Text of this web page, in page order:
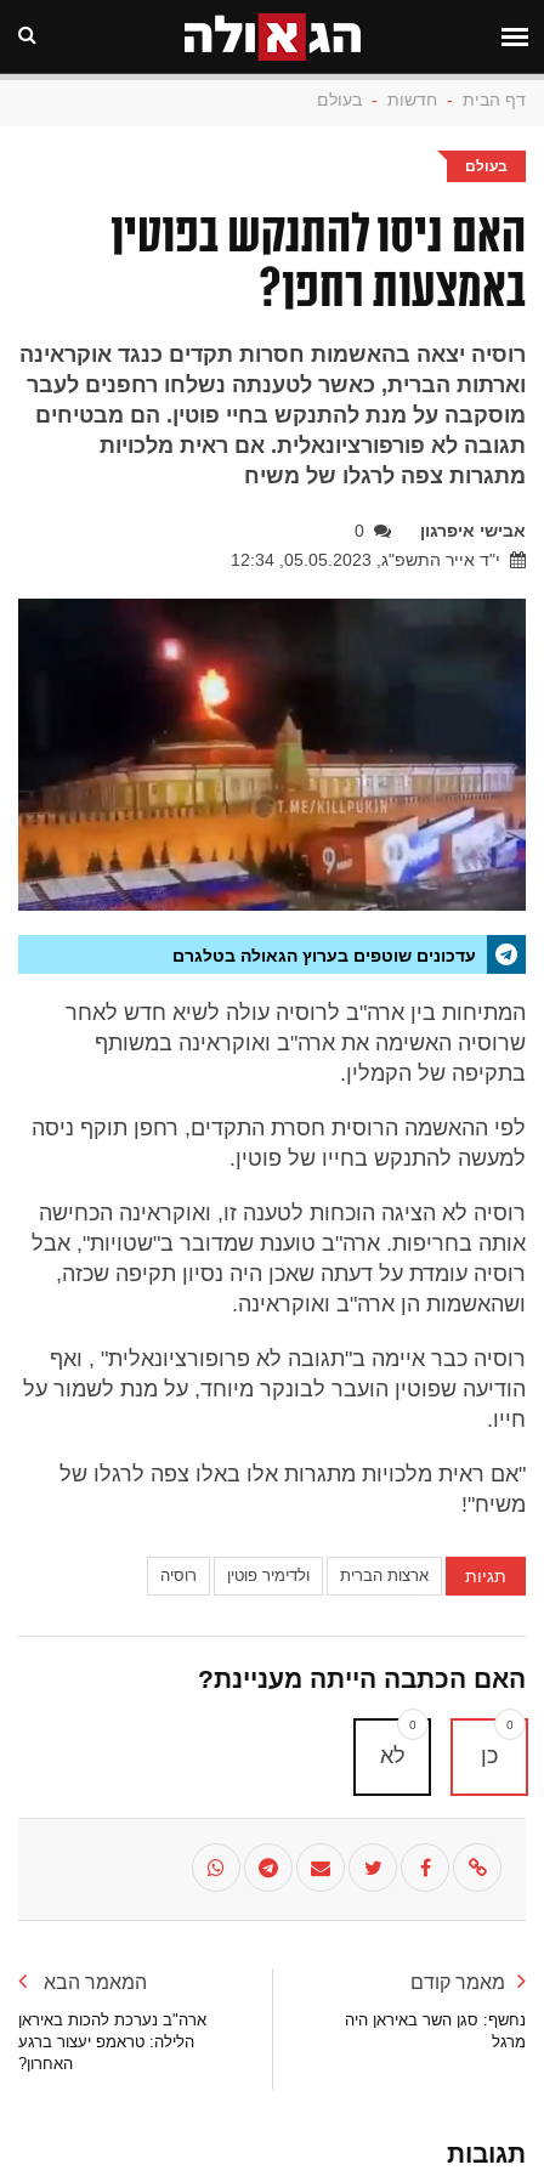
דף הבית - חדשות - בעולם
בעולם
האם ניסו להתנקש בפוטין
באמצעות רחפן?
רוסיה יצאה בהאשמות חסרות תקדים כנגד אוקראינה
וארתות הברית, כאשר לטענתה נשלחו רחפנים לעבר
מוסקבה על מנת להתנקש בחיי פוטין. הם מבטיחים
תגובה לא פורפורציונאלית. אם ראית מלכויות
מתגרות צפה לרגלו של משיח
אבישי איפרגון
0
י"ד אייר התשפ"ג, 05.05.2023, 12:34
עדכונים שוטפים בערוץ הגאולה בטלגרם
המתיחות בין ארה"ב לרוסיה עולה לשיא חדש לאחר
שרוסיה האשימה את ארה"ב ואוקראינה במשותף
בתקיפה של הקמלין.
לפי ההאשמה הרוסית חסרת התקדים, רחפן תוקף ניסה
למעשה להתנקש בחייו של פוטין.
רוסיה לא הציגה הוכחות לטענה זו, ואוקראינה הכחישה
אותה בחריפות. ארה"ב טוענת שמדובר ב"שטויות", אבל
רוסיה עומדת על דעתה שאכן היה נסיון תקיפה שכזה,
ושהאשמות הן ארה"ב ואוקראינה.
רוסיה כבר איימה ב"תגובה לא פרופורציונאלית" , ואף
הודיעה שפוטין הועבר לבונקר מיוחד, על מנת לשמור על
חייו.
"אם ראית מלכויות מתגרות אלו באלו צפה לרגלו של
משיח"!
תגיות ארצות הברית ולדימיר פוטין רוסיה
האם הכתבה הייתה מעניינת?
כן
0
לא
0
מאמר קודם
נחשף: סגן השר באיראן היה
מרגל
המאמר הבא
ארה"ב נערכת להכות באיראן
הלילה: טראמפ יעצור ברגע
האחרון?
תגובות